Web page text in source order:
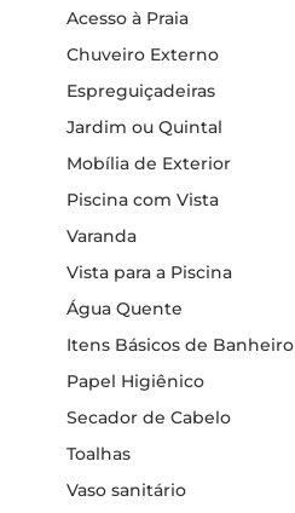
Acesso à Praia
Chuveiro Externo
Espreguiçadeiras
Jardim ou Quintal
Mobília de Exterior
Piscina com Vista
Varanda
Vista para a Piscina
Água Quente
Itens Básicos de Banheiro
Papel Higiênico
Secador de Cabelo
Toalhas
Vaso sanitário